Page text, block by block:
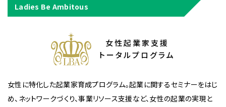
Ladies Be Ambitous
女性起業家支援
トータルプログラム
女性に特化した起業家育成プログラム。起業に関するセミナーをはじ
め、ネットワークづくり、事業リソース支援など、女性の起業の実現と